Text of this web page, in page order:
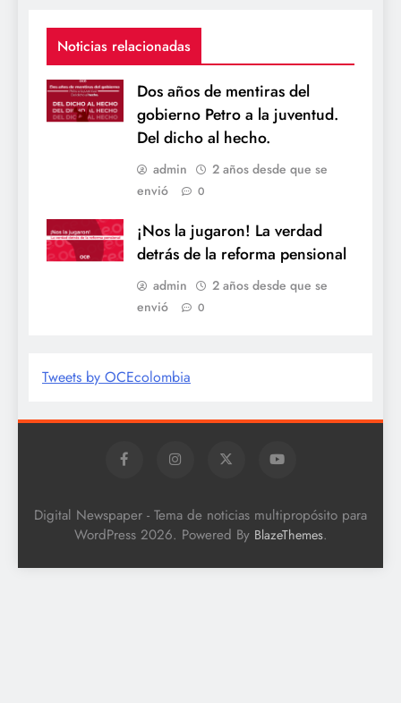
Noticias relacionadas
Dos años de mentiras del
gobierno Petro a la juventud.
Del dicho al hecho.
admin
2 años desde que se
envió
0
¡Nos la jugaron! La verdad
detrás de la reforma pensional
admin
2 años desde que se
envió
0
Tweets by OCEcolombia
Digital Newspaper - Tema de noticias multipropósito para
WordPress 2026. Powered By BlazeThemes.